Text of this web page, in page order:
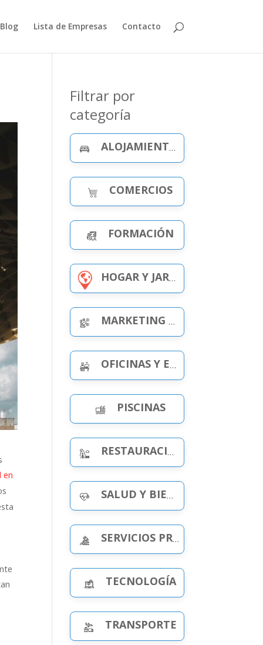
Blog Lista de Empresas Contacto
en
Filtrar por
categoría
ALOJAMIENTO Y CELEBRACIONES
COMERCIOS
FORMACIÓN
HOGAR Y JARDÍN
MARKETING Y PUBLICIDAD
OFICINAS Y ESPACIOS DE TRABAJO
PISCINAS
RESTAURACIÓN Y OCIO
SALUD Y BIENESTAR
SERVICIOS PROFESIONALES
TECNOLOGÍA
TRANSPORTE